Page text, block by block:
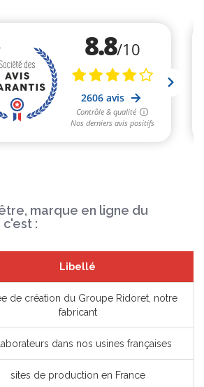
marque en ligne du
:
Libellé
de création du Groupe Ridoret, notre
fabricant
dans nos usines françaises
sites de production en France